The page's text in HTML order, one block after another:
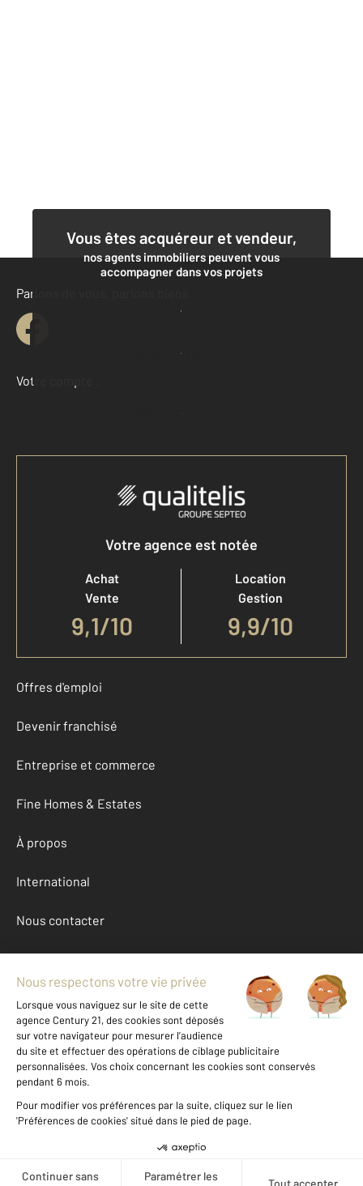
Vous êtes acquéreur et vendeur,
nos agents immobiliers peuvent vous
accompagner dans vos projets
Contacter l'agence
Demander une estimation
Parlons de vous, parlons biens
Votre compte :
Accéder à mon compte
Votre agence est notée
Achat
Vente
9,1/10
Location
Gestion
9,9/10
Offres d'emploi
Devenir franchisé
Entreprise et commerce
Fine Homes & Estates
À propos
International
Nous contacter
Mentions légales & CGU et Barèmes d'honoraires
Données personnelles
Gestionnaire des cookies
Achat appartement autour de MONTREUIL (93100)